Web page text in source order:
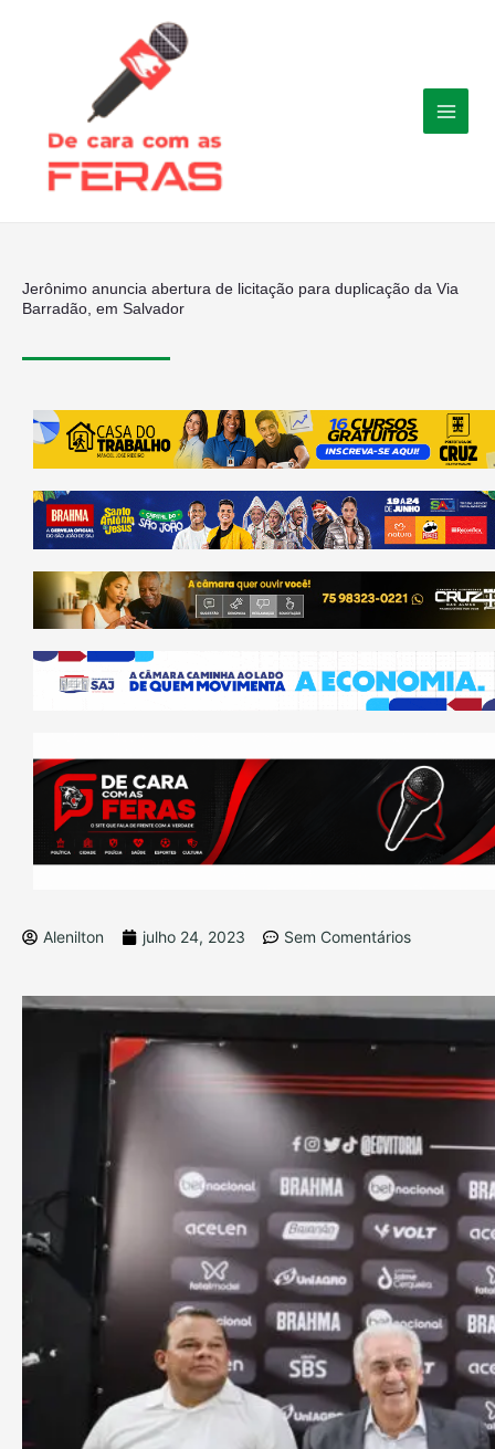
Jerônimo anuncia abertura de licitação para duplicação da Via
Barradão, em Salvador
Alenilton julho 24, 2023 Sem Comentários